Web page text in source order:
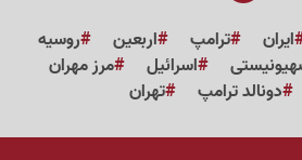
ایران ترامپ اربعین
روسیه
اسرائیل
مرز مهران
دونالد ترامپ تهران